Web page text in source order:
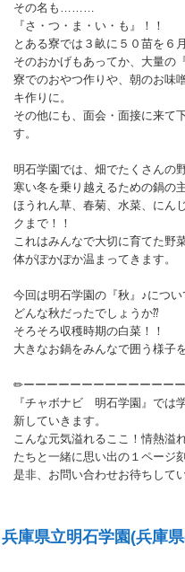
その名も………
『さ・つ・ま・い・も』！！
とある寮では３畝に５０苗を６
そのおかげもあってか、大量の
寮でのおやつ作りや、朝のお味
キ作りに。
その他にも、面会・面接に来て
す。
明石学園では、畑でたくさんの
寒い冬を乗り越えるための鍋の
ほうれん草、春菊、水菜、にん
クまで！！
これはみんなで大切に育てた野
体がぽかぽか温まってきます。
今回は明石学園の『秋』♪につ
どんな秋だったでしょうか⁇
そろそろ収穫時期の白菜！！
大きなお鍋をみんなで囲う様子
✏ーーーーーーーーーーーーー
『チャボナビ 明石学園』では
新していきます。
こんな元気溢れるここ！情熱溢
たちと一緒に思い出の１ページ
是非、お問い合わせお待ちして
兵庫県立明石学園(兵庫